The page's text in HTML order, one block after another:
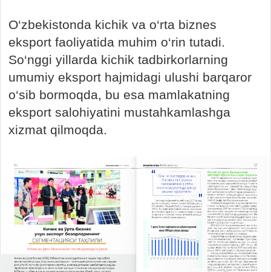
O‘zbekistonda kichik va o‘rta biznes
eksport faoliyatida muhim o‘rin tutadi.
So‘nggi yillarda kichik tadbirkorlarning
umumiy eksport hajmidagi ulushi barqaror
o‘sib bormoqda, bu esa mamlakatning
eksport salohiyatini mustahkamlashga
xizmat qilmoqda.